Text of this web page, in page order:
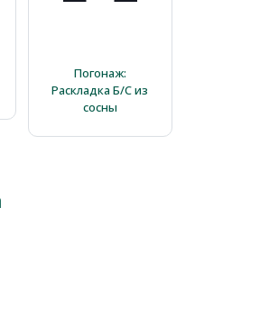
Погонаж:
Раскладка Б/С из
сосны